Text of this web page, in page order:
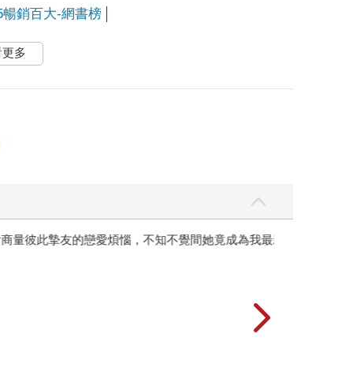
暢銷百大-網書榜
多
摯友的戀愛煩惱，不知不覺間她竟成為我最親近 台灣角川2026